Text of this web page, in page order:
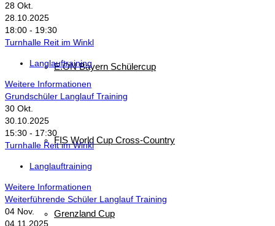
E.ON Bayern Schülercup
FIS World Cup Cross-Country
Grenzland Cup
28 Okt.
28.10.2025
18:00 - 19:30
Turnhalle Reit im Winkl
Langlauftraining
Weitere Informationen
Grundschüler Langlauf Training
30 Okt.
30.10.2025
15:30 - 17:30
Turnhalle Reit im Winkl
Langlauftraining
Weitere Informationen
Weiterführende Schüler Langlauf Training
04 Nov.
04.11.2025